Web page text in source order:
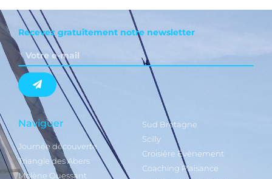
Recevez gratuitement notre newsletter
Naviguer
Journée découverte
Triangle des Abers
Molène Ouessant
Sud Bretagne
Scilly
Croisière Évènement
Coaching Plaisance